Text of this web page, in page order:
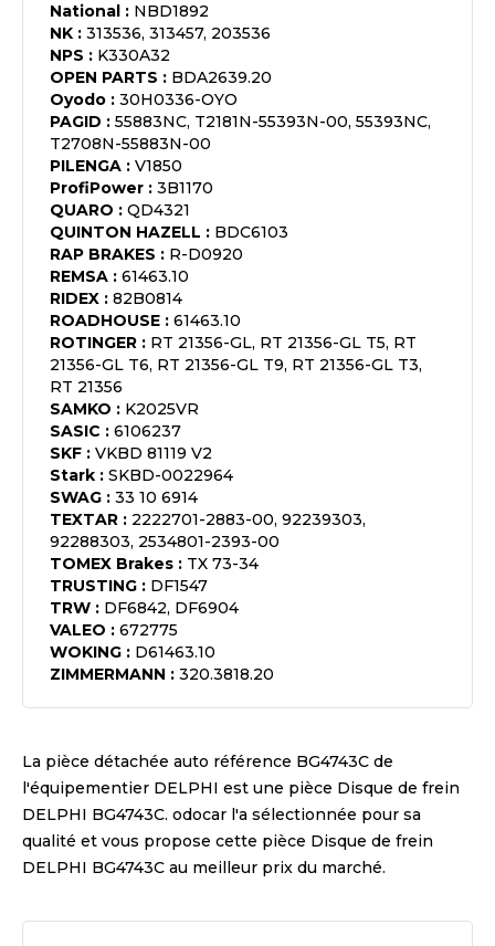
National : NBD1892
NK : 313536, 313457, 203536
NPS : K330A32
OPEN PARTS : BDA2639.20
Oyodo : 30H0336-OYO
PAGID : 55883NC, T2181N-55393N-00, 55393NC,
T2708N-55883N-00
PILENGA : V1850
ProfiPower : 3B1170
QUARO : QD4321
QUINTON HAZELL : BDC6103
RAP BRAKES : R-D0920
REMSA : 61463.10
RIDEX : 82B0814
ROADHOUSE : 61463.10
ROTINGER : RT 21356-GL, RT 21356-GL T5, RT
21356-GL T6, RT 21356-GL T9, RT 21356-GL T3,
RT 21356
SAMKO : K2025VR
SASIC : 6106237
SKF : VKBD 81119 V2
Stark : SKBD-0022964
SWAG : 33 10 6914
TEXTAR : 2222701-2883-00, 92239303,
92288303, 2534801-2393-00
TOMEX Brakes : TX 73-34
TRUSTING : DF1547
TRW : DF6842, DF6904
VALEO : 672775
WOKING : D61463.10
ZIMMERMANN : 320.3818.20
La pièce détachée auto référence BG4743C de
l'équipementier DELPHI est une pièce Disque de frein
DELPHI BG4743C. odocar l'a sélectionnée pour sa
qualité et vous propose cette pièce Disque de frein
DELPHI BG4743C au meilleur prix du marché.